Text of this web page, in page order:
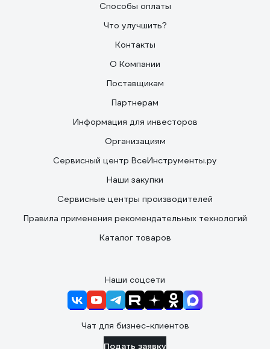
Способы оплаты
Что улучшить?
Контакты
О Компании
Поставщикам
Партнерам
Информация для инвесторов
Организациям
Сервисный центр ВсеИнструменты.ру
Наши закупки
Сервисные центры производителей
Правила применения рекомендательных технологий
Каталог товаров
Наши соцсети
Чат для бизнес-клиентов
Подать заявку